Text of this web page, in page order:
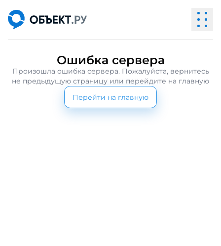
Ошибка сервера
Произошла ошибка сервера. Пожалуйста, вернитесь
не предыдущую страницу или перейдите на главную
Перейти на главную